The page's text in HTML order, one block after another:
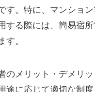
す。特に、マンショ
する際には、簡易宿
す。
のメリット・デメリ
途に応じて適切な制